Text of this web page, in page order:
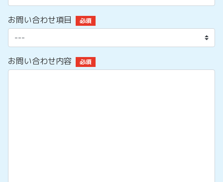
お問い合わせ項目 必須
お問い合わせ内容 必須